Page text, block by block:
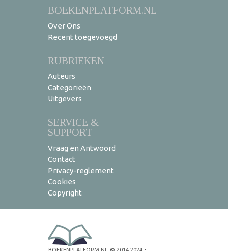
BOEKENPLATFORM.NL
Over Ons
Recent toegevoegd
RUBRIEKEN
Auteurs
Categorieën
Uitgevers
SERVICE &
SUPPORT
Vraag en Antwoord
Contact
Privacy-reglement
Cookies
Copyright